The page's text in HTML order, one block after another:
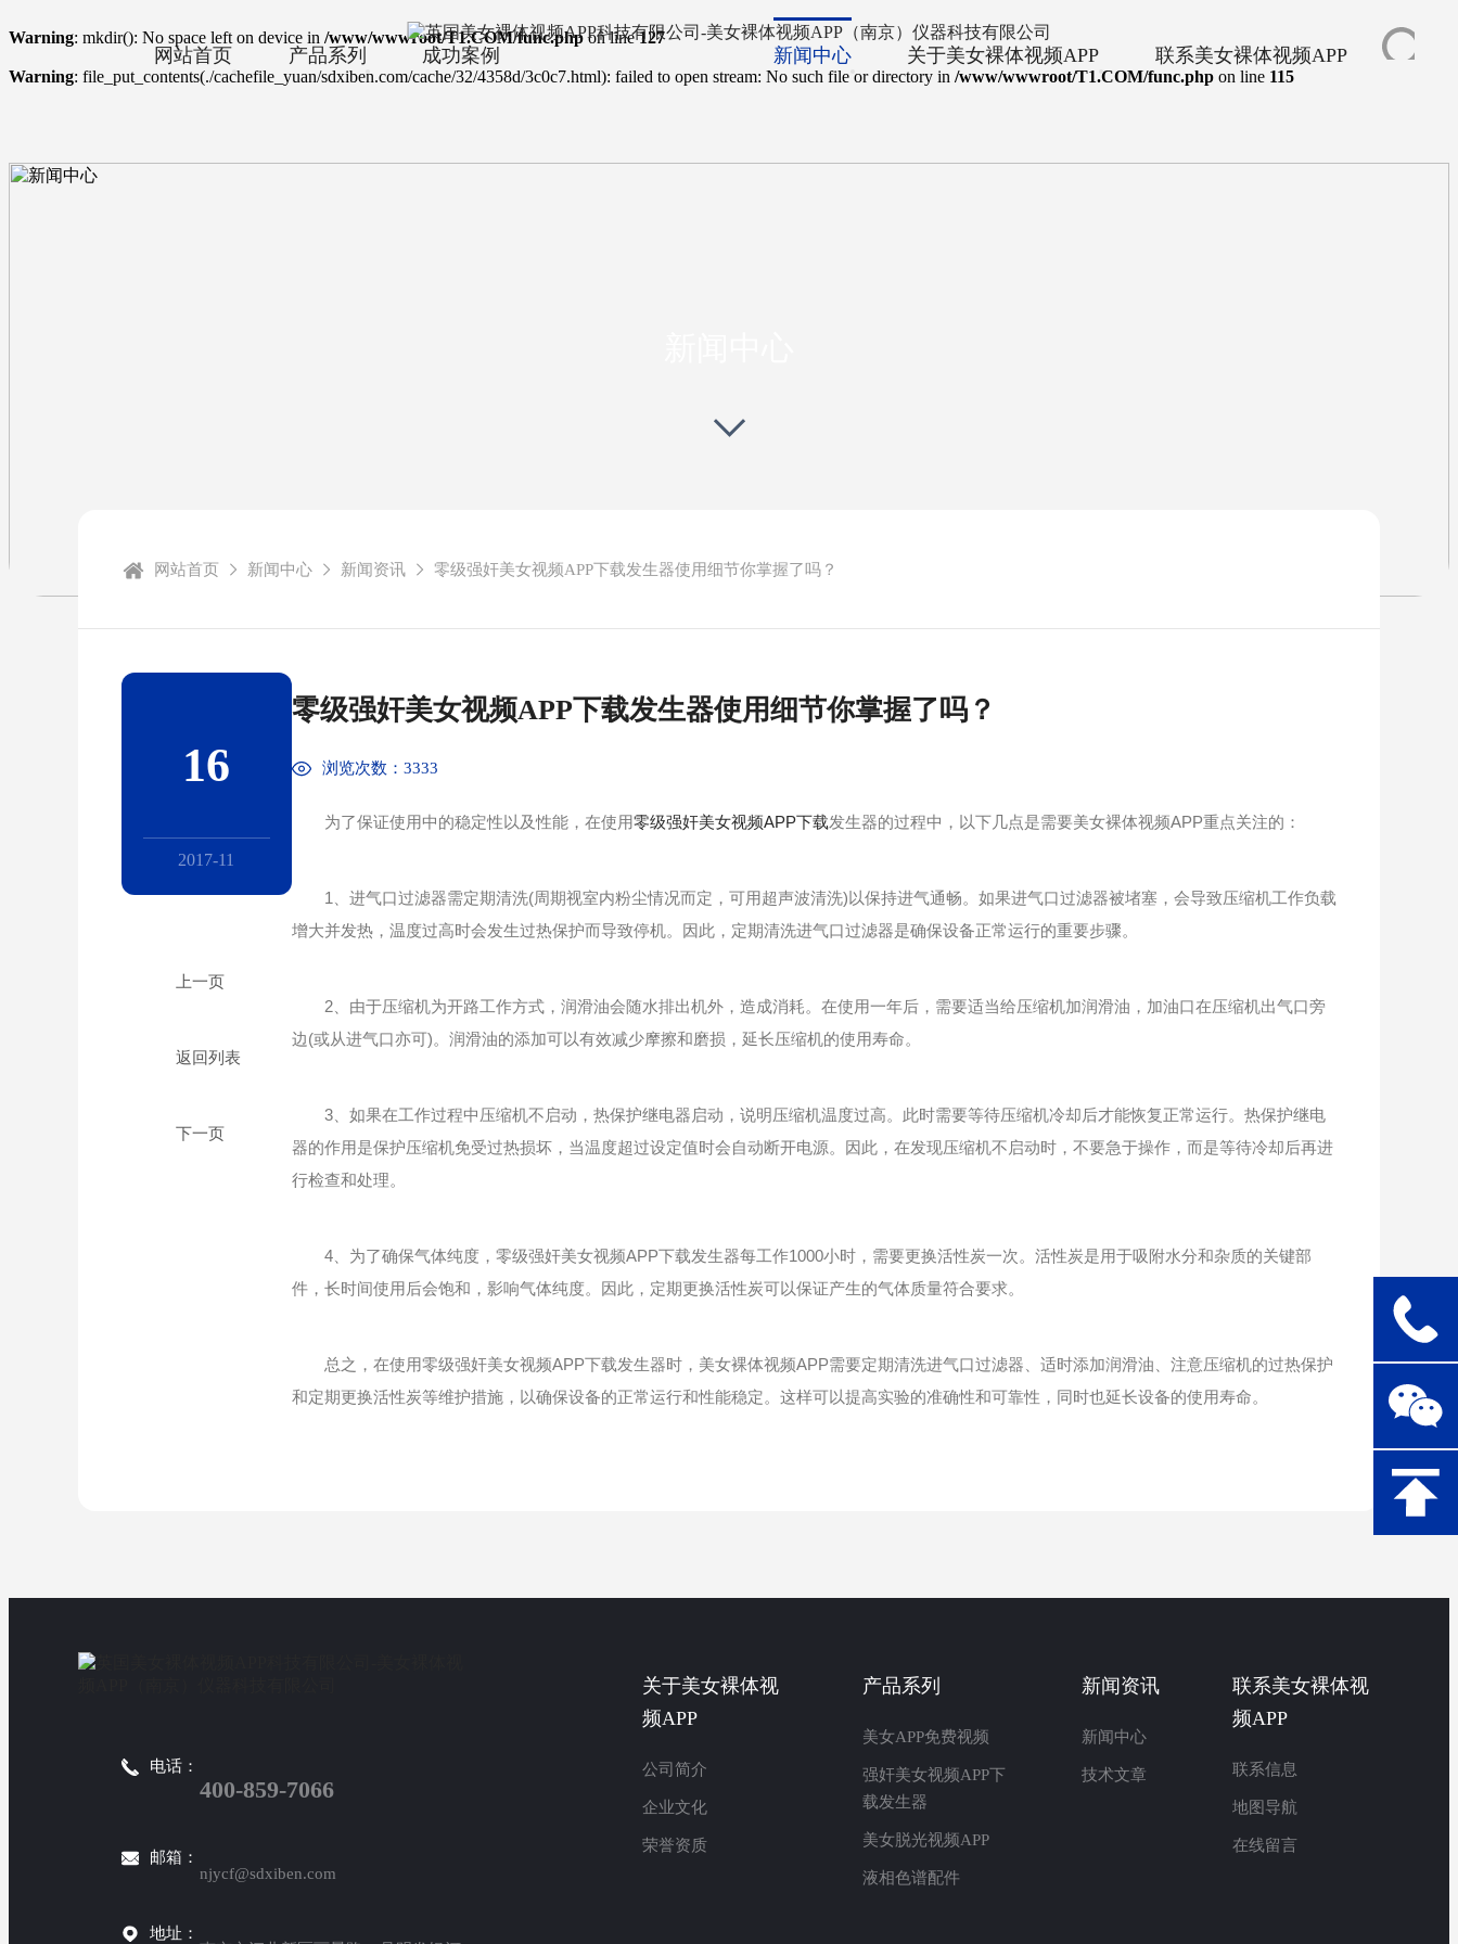
Warning: mkdir(): No space left on device in /www/wwwroot/T1.COM/func.phpon line127
Warning: file_put_contents(./cachefile_yuan/sdxiben.com/cache/32/4358d/3c0c7.html): failed to open stream: No such file or directory in /www/wwwroot/T1.COM/func.php on line 115
网站首页 产品系列 成功案例 新闻中心 关于美女裸体视频APP 联系美女裸体视频APP
网站首页 新闻中心 新闻资讯 零级强奸美女视频APP下载发生器使用细节你掌握了吗？
零级强奸美女视频APP下载发生器使用细节你掌握了吗？
浏览次数：3333
为了保证使用中的稳定性以及性能，在使用零级强奸美女视频APP下载发生器的过程中，以下几点是需要美女裸体视频APP重点关注的：
1、进气口过滤器需定期清洗(周期视室内粉尘情况而定，可用超声波清洗)以保持进气通畅。如果进气口过滤器被堵塞，会导致压缩机工作负载
增大并发热，温度过高时会发生过热保护而导致停机。因此，定期清洗进气口过滤器是确保设备正常运行的重要步骤。
2、由于压缩机为开路工作方式，润滑油会随水排出机外，造成消耗。在使用一年后，需要适当给压缩机加润滑油，加油口在压缩机出气口旁
边(或从进气口亦可)。润滑油的添加可以有效减少摩擦和磨损，延长压缩机的使用寿命。
3、如果在工作过程中压缩机不启动，热保护继电器启动，说明压缩机温度过高。此时需要等待压缩机冷却后才能恢复正常运行。热保护继电
器的作用是保护压缩机免受过热损坏，当温度超过设定值时会自动断开电源。因此，在发现压缩机不启动时，不要急于操作，而是等待冷却后再进
行检查和处理。
4、为了确保气体纯度，零级强奸美女视频APP下载发生器每工作1000小时，需要更换活性炭一次。活性炭是用于吸附水分和杂质的关键部
件，长时间使用后会饱和，影响气体纯度。因此，定期更换活性炭可以保证产生的气体质量符合要求。
总之，在使用零级强奸美女视频APP下载发生器时，美女裸体视频APP需要定期清洗进气口过滤器、适时添加润滑油、注意压缩机的过热保护
和定期更换活性炭等维护措施，以确保设备的正常运行和性能稳定。这样可以提高实验的准确性和可靠性，同时也延长设备的使用寿命。
16
2017-11
返回列表
电话：
400-859-7066
邮箱：
njycf@sdxiben.com
地址：
关于美女裸体视
频APP
公司简介
企业文化
荣誉资质
产品系列
美女APP免费视频
强奸美女视频APP下
载发生器
美女脱光视频APP
液相色谱配件
新闻资讯
新闻中心
技术文章
联系美女裸体视
频APP
联系信息
地图导航
在线留言